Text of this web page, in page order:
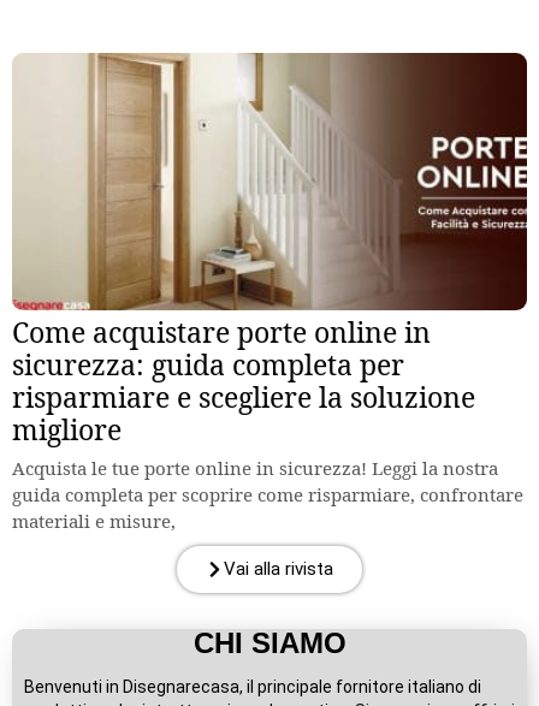
Come acquistare porte online in
sicurezza: guida completa per
risparmiare e scegliere la soluzione
migliore
Acquista le tue porte online in sicurezza! Leggi la nostra
guida completa per scoprire come risparmiare, confrontare
materiali e misure,
Vai alla rivista
CHI SIAMO
Benvenuti in Disegnarecasa, il principale fornitore italiano di